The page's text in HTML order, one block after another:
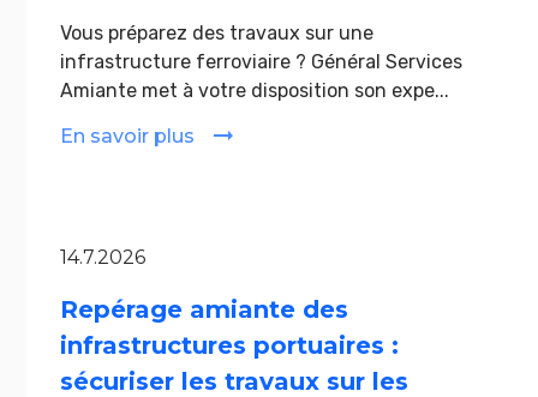
Vous préparez des travaux sur une
infrastructure ferroviaire ? Général Services
Amiante met à votre disposition son expe...
En savoir plus
14.7.2026
Repérage amiante des
infrastructures portuaires :
sécuriser les travaux sur les